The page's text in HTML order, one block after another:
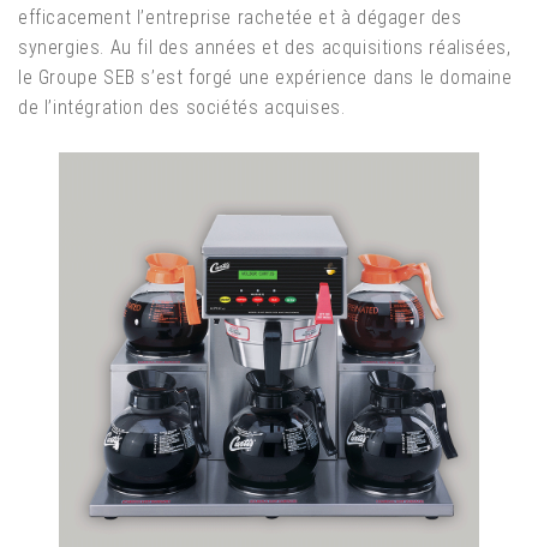
efficacement l’entreprise rachetée et à dégager des
synergies. Au fil des années et des acquisitions réalisées,
le Groupe SEB s’est forgé une expérience dans le domaine
de l’intégration des sociétés acquises.